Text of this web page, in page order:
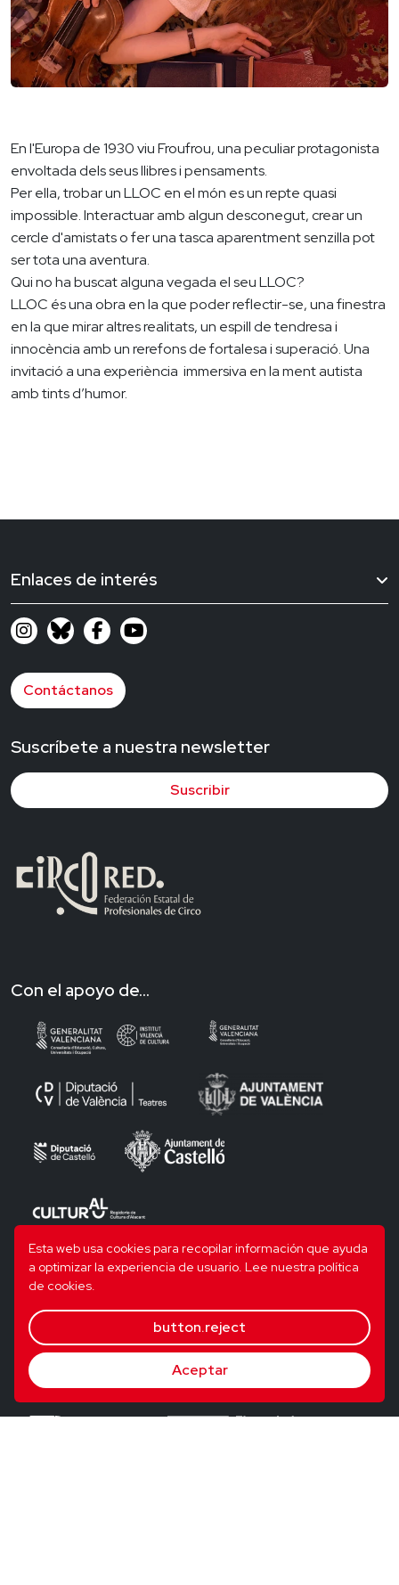
Esta web usa cookies para recopilar información que ayuda
a optimizar la experiencia de usuario. Lee nuestra política
de cookies.
button.reject
Aceptar
En l'Europa de 1930 viu Froufrou, una peculiar protagonista
envoltada dels seus llibres i pensaments.
Per ella, trobar un LLOC en el món es un repte quasi
impossible. Interactuar amb algun desconegut, crear un
cercle d'amistats o fer una tasca aparentment senzilla pot
ser tota una aventura.
Qui no ha buscat alguna vegada el seu LLOC?
LLOC és una obra en la que poder reflectir-se, una finestra
en la que mirar altres realitats, un espill de tendresa i
innocència amb un rerefons de fortalesa i superació. Una
invitació a una experiència immersiva en la ment autista
amb tints d’humor.
Enlaces de interés
Contáctanos
Suscríbete a nuestra newsletter
Suscribir
Con el apoyo de...